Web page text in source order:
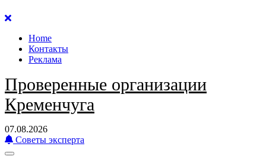
Перейти
содержанию
Home
Контакты
Реклама
Проверенные организации
Кременчуга
07.08.2026
Советы эксперта